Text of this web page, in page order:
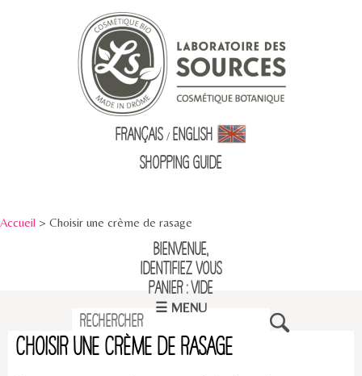
Français / English
Shopping Guide
Accueil > Choisir une crème de rasage
Bienvenue,
identifiez vous
Panier : vide
☰ MENU
Choisir une crème de rasage